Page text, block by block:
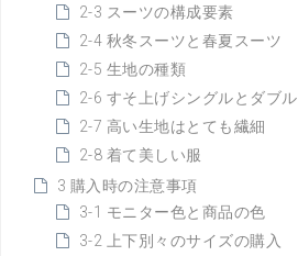
2-3 スーツの構成要素
2-4 秋冬スーツと春夏スーツ
2-5 生地の種類
2-6 すそ上げシングルとダブル
2-7 高い生地はとても繊細
2-8 着て美しい服
3 購入時の注意事項
3-1 モニター色と商品の色
3-2 上下別々のサイズの購入